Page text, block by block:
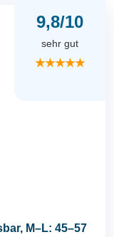
9,8/10
sehr gut
★★★★★
M–L: 45–57